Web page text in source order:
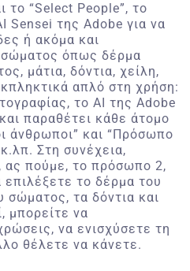
το “Select People”, το
Sensei της Adobe για να
ή ακόμα και
σώματος όπως δέρμα
μάτια, δόντια, χείλη,
απλό στη χρήση:
το AI της Adobe
παραθέτει κάθε άτομο
άνθρωποι” και “Πρόσωπο
Στη συνέχεια,
ας πούμε, το πρόσωπο 2,
επιλέξετε το δέρμα του
τα δόντια και
μπορείτε να
να ενισχύσετε τη
θέλετε να κάνετε.